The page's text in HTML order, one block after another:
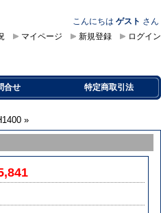
こんにちは ゲスト さん
ログイン
新規登録
マイページ
合せ 特定商取引法
»